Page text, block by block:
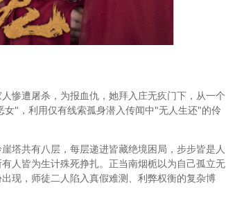
惨遭屠杀，为报血仇，她拜入庄无疚门下，从一个
"，利用仅有线索孤身潜入传闻中"无人生还"的伶
共有八层，每层递进皆藏绝境困局，步步皆是人
人皆为生计殊死挣扎。正当南烟栀以为自己孤立无
现，师徒二人陷入真假难测、利弊权衡的复杂博